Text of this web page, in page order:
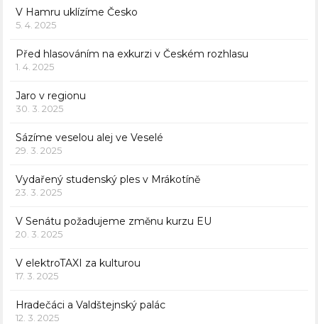
V Hamru uklízíme Česko
5. 4. 2025
Před hlasováním na exkurzi v Českém rozhlasu
1. 4. 2025
Jaro v regionu
30. 3. 2025
Sázíme veselou alej ve Veselé
29. 3. 2025
Vydařený studenský ples v Mrákotíně
23. 3. 2025
V Senátu požadujeme změnu kurzu EU
20. 3. 2025
V elektroTAXI za kulturou
17. 3. 2025
Hradečáci a Valdštejnský palác
12. 3. 2025